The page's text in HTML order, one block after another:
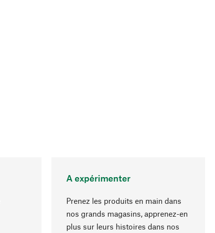
A expérimenter
Prenez les produits en main dans
nos grands magasins, apprenez-en
plus sur leurs histoires dans nos